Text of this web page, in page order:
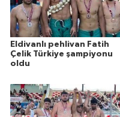
Eldivanlı pehlivan Fatih
Çelik Türkiye şampiyonu
oldu